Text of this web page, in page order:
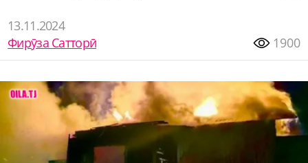
13.11.2024
Фирӯза Сатторӣ
1900